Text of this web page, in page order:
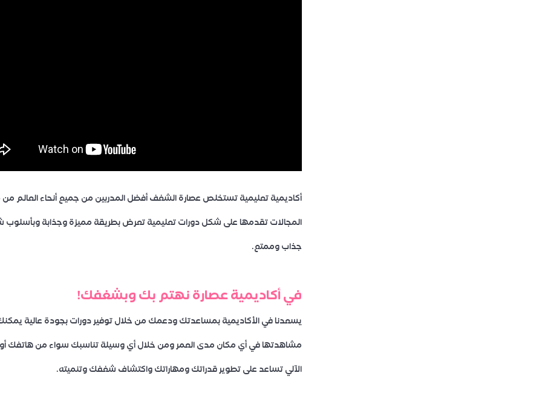
أكاديمية تعليمية تستخلص عصارة الشغف أفضل المدربين من جميع أنحاء العالم
المجالات تقدمها على شكل دورات تعليمية تعرض بطريقة مميزة وجذابة وبأسلوب
جذاب وممتع.
في أكاديمية عصارة نهتم بك وبشغفك!
يسعدنا في الأكاديمية بمساعدتك ودعمك من خلال توفير دورات بجودة عالية
مشاهدتها في أي مكان مدى العمر ومن خلال أي وسيلة تناسبك سواء من هاتفك
الآلي تساعد على تطوير قدراتك ومهاراتك واكتشاف شغفك وتنميته.